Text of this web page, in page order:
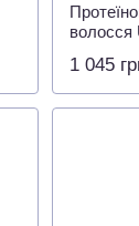
волосся
1 045